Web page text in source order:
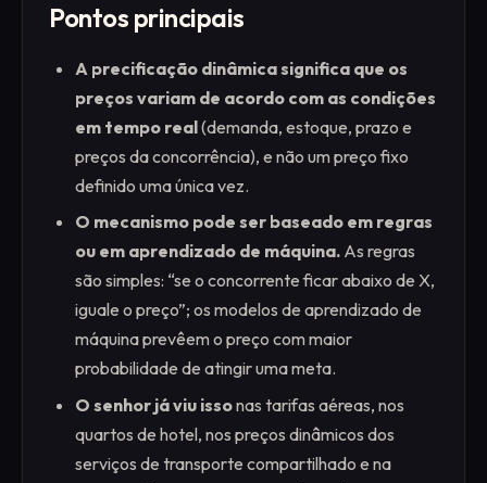
Pontos principais
A precificação dinâmica significa que os
preços variam de acordo com as condições
em tempo real(demanda, estoque, prazo e
preços da concorrência), e não um preço fixo
definido uma única vez.
O mecanismo pode ser baseado em regras
ou em aprendizado de máquina. As regras
são simples: “se o concorrente ficar abaixo de X,
iguale o preço”; os modelos de aprendizado de
máquina prevêem o preço com maior
probabilidade de atingir uma meta.
O senhor já viu issonas tarifas aéreas, nos
quartos de hotel, nos preços dinâmicos dos
serviços de transporte compartilhado e na